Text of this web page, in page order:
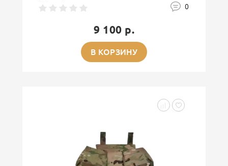
0
9 100 р.
В КОРЗИНУ